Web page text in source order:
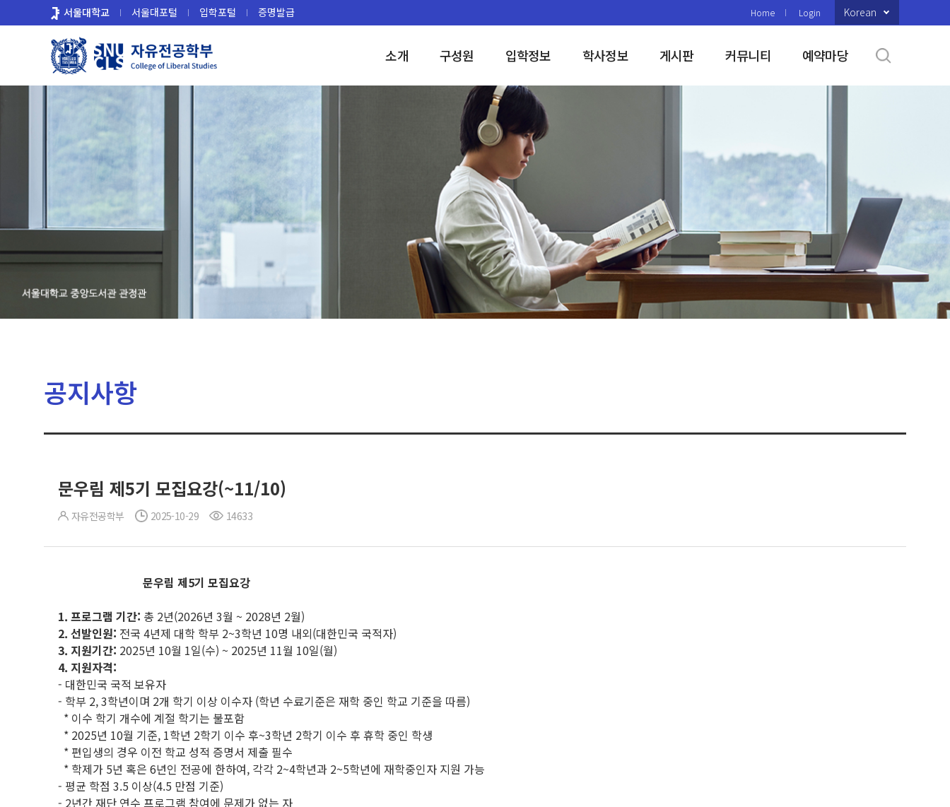
로
서울대학교 서울대포털 입학포털 증명발급 Home Login Korean
소개 구성원 입학정보 학사정보 게시판 커뮤니티 예약마당
공지사항
문우림 제5기 모집요강(~11/10)
자유전공학부 2025-10-29 14633
문우림 제5기 모집요강
1. 프로그램 기간: 총 2년(2026년 3월 ~ 2028년 2월)
2. 선발인원: 전국 4년제 대학 학부 2~3학년 10명 내외(대한민국 국적자)
3. 지원기간: 2025년 10월 1일(수) ~ 2025년 11월 10일(월)
4. 지원자격:
- 대한민국 국적 보유자
- 학부 2, 3학년이며 2개 학기 이상 이수자 (학년 수료기준은 재학 중인 학교 기준을 따름)
* 이수 학기 개수에 계절 학기는 불포함
* 2025년 10월 기준, 1학년 2학기 이수 후~3학년 2학기 이수 후 휴학 중인 학생
* 편입생의 경우 이전 학교 성적 증명서 제출 필수
* 학제가 5년 혹은 6년인 전공에 한하여, 각각 2~4학년과 2~5학년에 재학중인자 지원 가능
- 평균 학점 3.5 이상(4.5 만점 기준)
- 2년간 재단 연수 프로그램 참여에 문제가 없는 자